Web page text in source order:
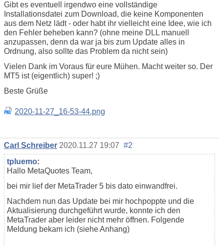
Gibt es eventuell irgendwo eine vollständige
Installationsdatei zum Download, die keine Komponenten
aus dem Netz lädt - oder habt ihr vielleicht eine Idee, wie ich
den Fehler beheben kann? (ohne meine DLL manuell
anzupassen, denn da war ja bis zum Update alles in
Ordnung, also sollte das Problem da nicht sein)
Vielen Dank im Voraus für eure Mühen. Macht weiter so. Der
MT5 ist (eigentlich) super! ;)
Beste Grüße
2020-11-27_16-53-44.png
Carl Schreiber 2020.11.27 19:07 #2
tpluemo:
Hallo MetaQuotes Team,
bei mir lief der MetaTrader 5 bis dato einwandfrei.
Nachdem nun das Update bei mir hochpoppte und die
Aktualisierung durchgeführt wurde, konnte ich den
MetaTrader aber leider nicht mehr öffnen. Folgende
Meldung bekam ich (siehe Anhang)